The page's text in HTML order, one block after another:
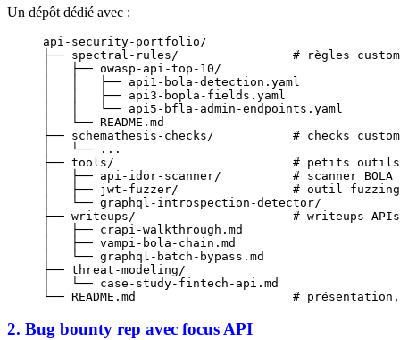
Un dépôt dédié avec :
api-security-portfolio/
├── spectral-rules/                # règles custom
│   ├── owasp-api-top-10/
│   │   ├── api1-bola-detection.yaml
│   │   ├── api3-bopla-fields.yaml
│   │   └── api5-bfla-admin-endpoints.yaml
│   └── README.md
├── schemathesis-checks/           # checks custom
│   └── ...
├── tools/                         # petits outils
│   ├── api-idor-scanner/          # scanner BOLA
│   ├── jwt-fuzzer/                # outil fuzzing
│   └── graphql-introspection-detector/
├── writeups/                      # writeups APIs
│   ├── crapi-walkthrough.md
│   ├── vampi-bola-chain.md
│   └── graphql-batch-bypass.md
├── threat-modeling/
│   └── case-study-fintech-api.md
└── README.md                      # présentation,
2. Bug bounty rep avec focus API